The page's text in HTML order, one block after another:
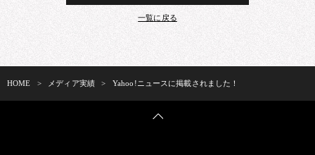
一覧に戻る
HOME > メディア実績> Yahoo!ニュースに掲載されました！